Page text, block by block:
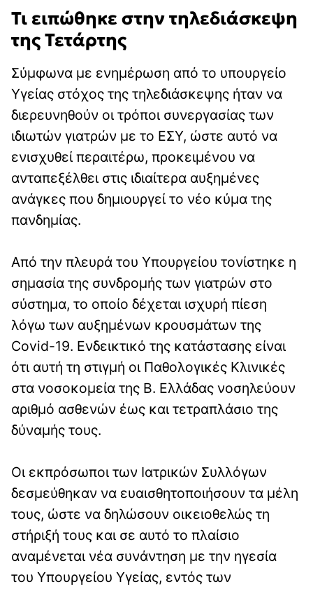
Τι ειπώθηκε στην τηλεδιάσκεψη
της Τετάρτης
Σύμφωνα με ενημέρωση από το υπουργείο
Υγείας στόχος της τηλεδιάσκεψης ήταν να
διερευνηθούν οι τρόποι συνεργασίας των
ιδιωτών γιατρών με το ΕΣΥ, ώστε αυτό να
ενισχυθεί περαιτέρω, προκειμένου να
ανταπεξέλθει στις ιδιαίτερα αυξημένες
ανάγκες που δημιουργεί το νέο κύμα της
πανδημίας.
Από την πλευρά του Υπουργείου τονίστηκε η
σημασία της συνδρομής των γιατρών στο
σύστημα, το οποίο δέχεται ισχυρή πίεση
λόγω των αυξημένων κρουσμάτων της
Covid-19. Ενδεικτικό της κατάστασης είναι
ότι αυτή τη στιγμή οι Παθολογικές Κλινικές
στα νοσοκομεία της Β. Ελλάδας νοσηλεύουν
αριθμό ασθενών έως και τετραπλάσιο της
δύναμής τους.
Οι εκπρόσωποι των Ιατρικών Συλλόγων
δεσμεύθηκαν να ευαισθητοποιήσουν τα μέλη
τους, ώστε να δηλώσουν οικειοθελώς τη
στήριξή τους και σε αυτό το πλαίσιο
αναμένεται νέα συνάντηση με την ηγεσία
του Υπουργείου Υγείας, εντός των